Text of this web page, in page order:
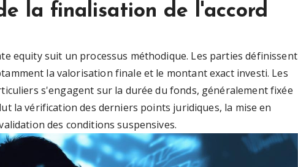
la finalisation de l'accord
equity suit un processus méthodique. Les parties définissent
la valorisation finale et le montant exact investi. Les
s'engagent sur la durée du fonds, généralement fixée
la vérification des derniers points juridiques, la mise en
des conditions suspensives.